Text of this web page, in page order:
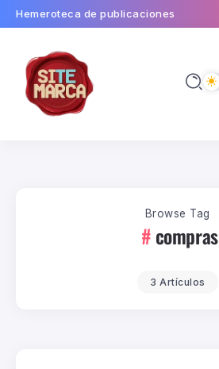
Hemeroteca de publicaciones
Browse Tag
compras
3 Artículos